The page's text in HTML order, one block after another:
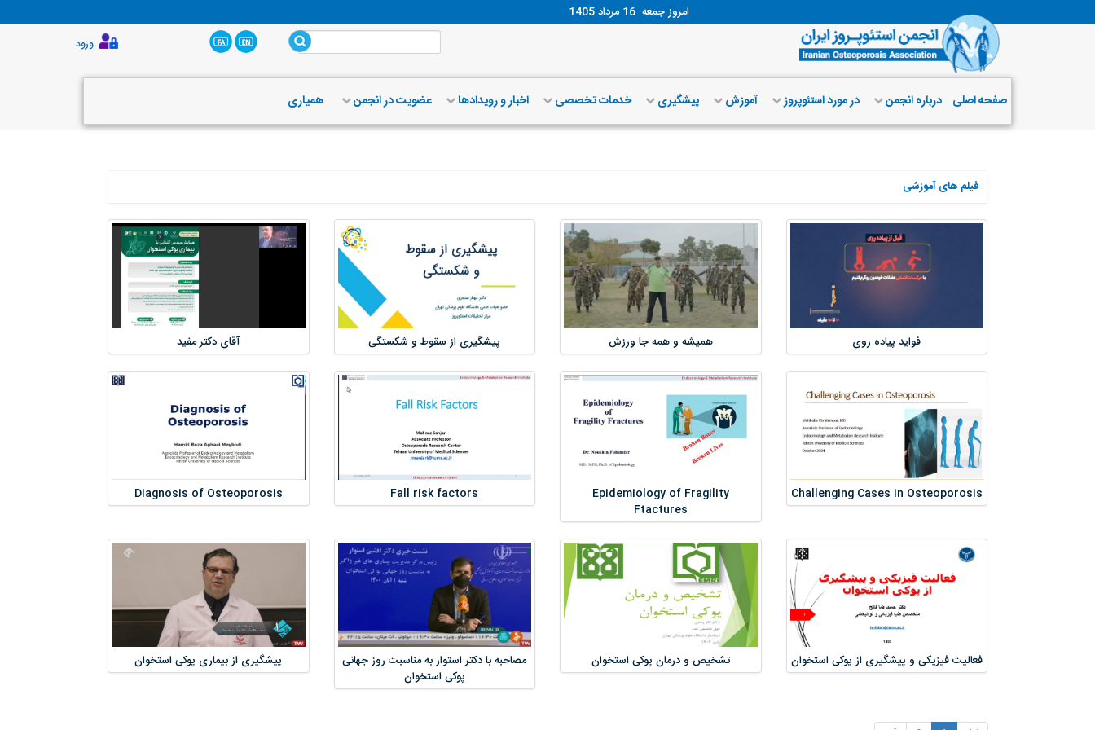
امروز جمعه 16 مرداد 1405
صفحه اصلی درباره انجمن در مورد استئوپروز آموزش پیشگیری خدمات تخصصی اخبار و رویدادها عضویت در انجمن همیاری
ورود
فیلم های آموزشی
فواید پیاده روی همیشه و همه جا ورزش پیشگیری از سقوط و شکستگی آقای دکتر مفید
Challenging Cases in Osteoporosis
Epidemiology of Fragility
Ftactures
Fall risk factors
Diagnosis of Osteoporosis
فعالیت فیزیکی و پیشگیری از پوکی استخوان تشخیص و درمان پوکی استخوان
مصاحبه با دکتر استوار به مناسبت روز جهانی
پوکی استخوان
پیشگیری از بیماری پوکی استخوان